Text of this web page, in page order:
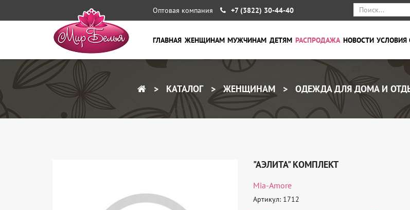
Оптовая компания +7 (3822) 30-44-40
ГЛАВНАЯ ЖЕНЩИНАМ МУЖЧИНАМ ДЕТЯМ РАСПРОДАЖА НОВОСТИ УСЛОВИЯ
КАТАЛОГ ЖЕНЩИНАМ ОДЕЖДА ДЛЯ ДОМА И
"АЭЛИТА" КОМПЛЕКТ
Mia-Amore
Артикул: 1712